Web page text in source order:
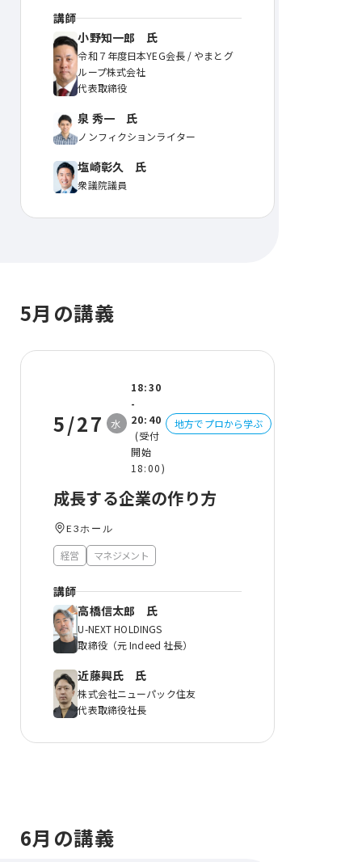
講師
小野知一郎 氏
令和７年度日本YEG会長 / やまとグ
ループ株式会社
代表取締役
泉 秀一 氏
ノンフィクションライター
塩崎彰久 氏
衆議院議員
5月の講義
5/27 水
18:30
-
20:40
(受付
開始
18:00)
地方でプロから学ぶ
成⻑する企業の作り⽅
E3ホール
経営 マネジメント
講師
⾼橋信太郎 氏
U-NEXT HOLDINGS
取締役（元 Indeed 社⻑）
近藤興氏 氏
株式会社ニューパック住友
代表取締役社長
6月の講義